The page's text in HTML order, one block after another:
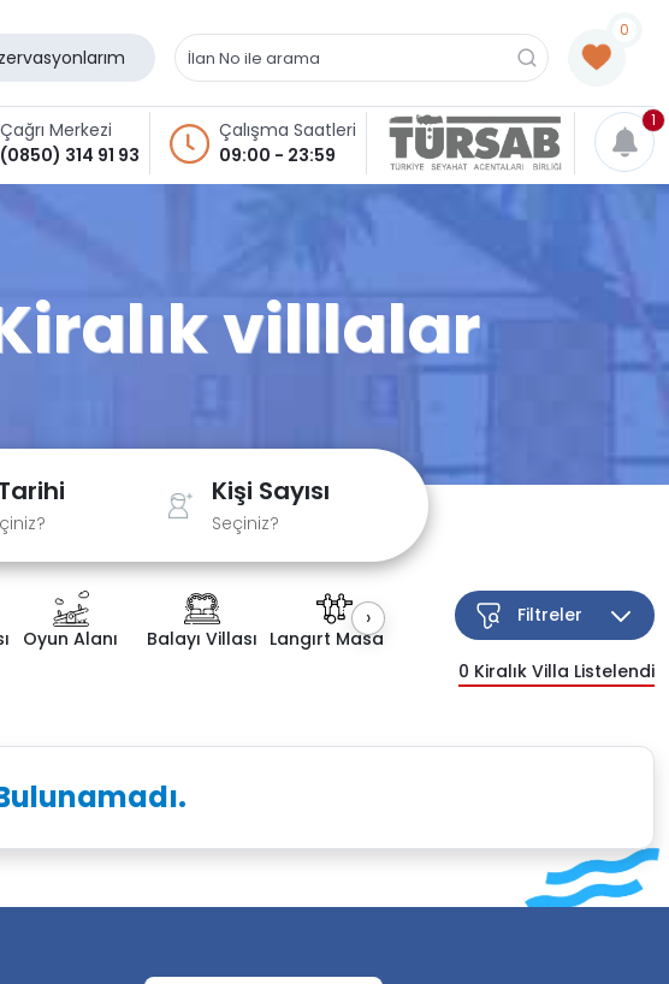
0
Çağrı Merkezi
(0850) 314 91 93
Çalışma Saatleri
09:00 - 23:59
1
villlalar
Kişi Sayısı
Seçiniz?
Oyun Alanı Balayı Villası Langırt Masası Kapalı Havuz Çocuk Havuzu
›
0 Kiralık Villa Listelendi
Filtreler